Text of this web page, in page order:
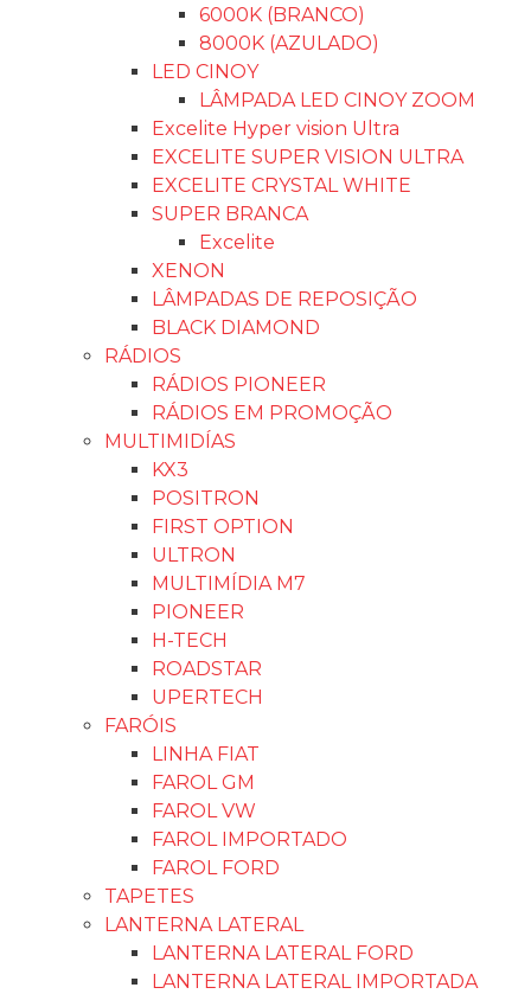
6000K (BRANCO)
8000K (AZULADO)
LED CINOY
LÂMPADA LED CINOY ZOOM
Excelite Hyper vision Ultra
EXCELITE SUPER VISION ULTRA
EXCELITE CRYSTAL WHITE
SUPER BRANCA
Excelite
XENON
LÂMPADAS DE REPOSIÇÃO
BLACK DIAMOND
RÁDIOS
RÁDIOS PIONEER
RÁDIOS EM PROMOÇÃO
MULTIMIDÍAS
KX3
POSITRON
FIRST OPTION
ULTRON
MULTIMÍDIA M7
PIONEER
H-TECH
ROADSTAR
UPERTECH
FARÓIS
LINHA FIAT
FAROL GM
FAROL VW
FAROL IMPORTADO
FAROL FORD
TAPETES
LANTERNA LATERAL
LANTERNA LATERAL FORD
LANTERNA LATERAL IMPORTADA